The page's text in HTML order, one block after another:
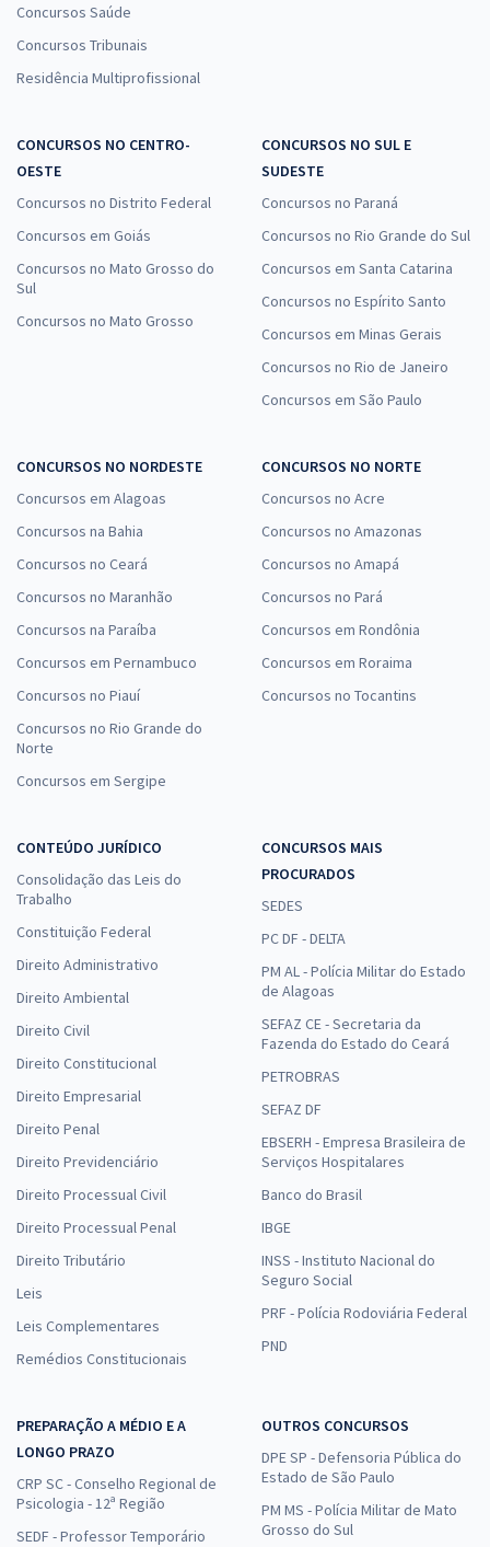
Concursos Saúde
Concursos Tribunais
Residência Multiprofissional
CONCURSOS NO CENTRO-
OESTE
Concursos no Distrito Federal
Concursos em Goiás
Concursos no Mato Grosso do
Sul
Concursos no Mato Grosso
CONCURSOS NO SUL E
SUDESTE
Concursos no Paraná
Concursos no Rio Grande do Sul
Concursos em Santa Catarina
Concursos no Espírito Santo
Concursos em Minas Gerais
Concursos no Rio de Janeiro
Concursos em São Paulo
CONCURSOS NO NORDESTE
Concursos em Alagoas
Concursos na Bahia
Concursos no Ceará
Concursos no Maranhão
Concursos na Paraíba
Concursos em Pernambuco
Concursos no Piauí
Concursos no Rio Grande do
Norte
Concursos em Sergipe
CONCURSOS NO NORTE
Concursos no Acre
Concursos no Amazonas
Concursos no Amapá
Concursos no Pará
Concursos em Rondônia
Concursos em Roraima
Concursos no Tocantins
CONTEÚDO JURÍDICO
Consolidação das Leis do
Trabalho
Constituição Federal
Direito Administrativo
Direito Ambiental
Direito Civil
Direito Constitucional
Direito Empresarial
Direito Penal
Direito Previdenciário
Direito Processual Civil
Direito Processual Penal
Direito Tributário
Leis
Leis Complementares
Remédios Constitucionais
CONCURSOS MAIS
PROCURADOS
SEDES
PC DF - DELTA
PM AL - Polícia Militar do Estado
de Alagoas
SEFAZ CE - Secretaria da
Fazenda do Estado do Ceará
PETROBRAS
SEFAZ DF
EBSERH - Empresa Brasileira de
Serviços Hospitalares
Banco do Brasil
IBGE
INSS - Instituto Nacional do
Seguro Social
PRF - Polícia Rodoviária Federal
PND
PREPARAÇÃO A MÉDIO E A
LONGO PRAZO
CRP SC - Conselho Regional de
Psicologia - 12ª Região
SEDF - Professor Temporário
OUTROS CONCURSOS
DPE SP - Defensoria Pública do
Estado de São Paulo
PM MS - Polícia Militar de Mato
Grosso do Sul